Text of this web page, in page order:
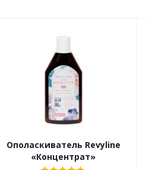
Ополаскиватель Revyline
«Концентрат»